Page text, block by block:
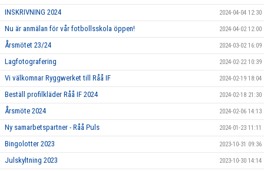
INSKRIVNING 2024 2024-04-04 12:30
Nu är anmälan för vår fotbollsskola öppen! 2024-04-02 12:00
Årsmötet 23/24 2024-03-02 16:09
Lagfotografering 2024-02-22 10:39
Vi välkomnar Ryggwerket till Råå IF 2024-02-19 18:04
Beställ profilkläder Råå IF 2024 2024-02-18 21:30
Årsmöte 2024 2024-02-06 14:13
Ny samarbetspartner - Råå Puls 2024-01-23 11:11
Bingolotter 2023 2023-10-31 09:36
Julskyltning 2023 2023-10-30 14:14